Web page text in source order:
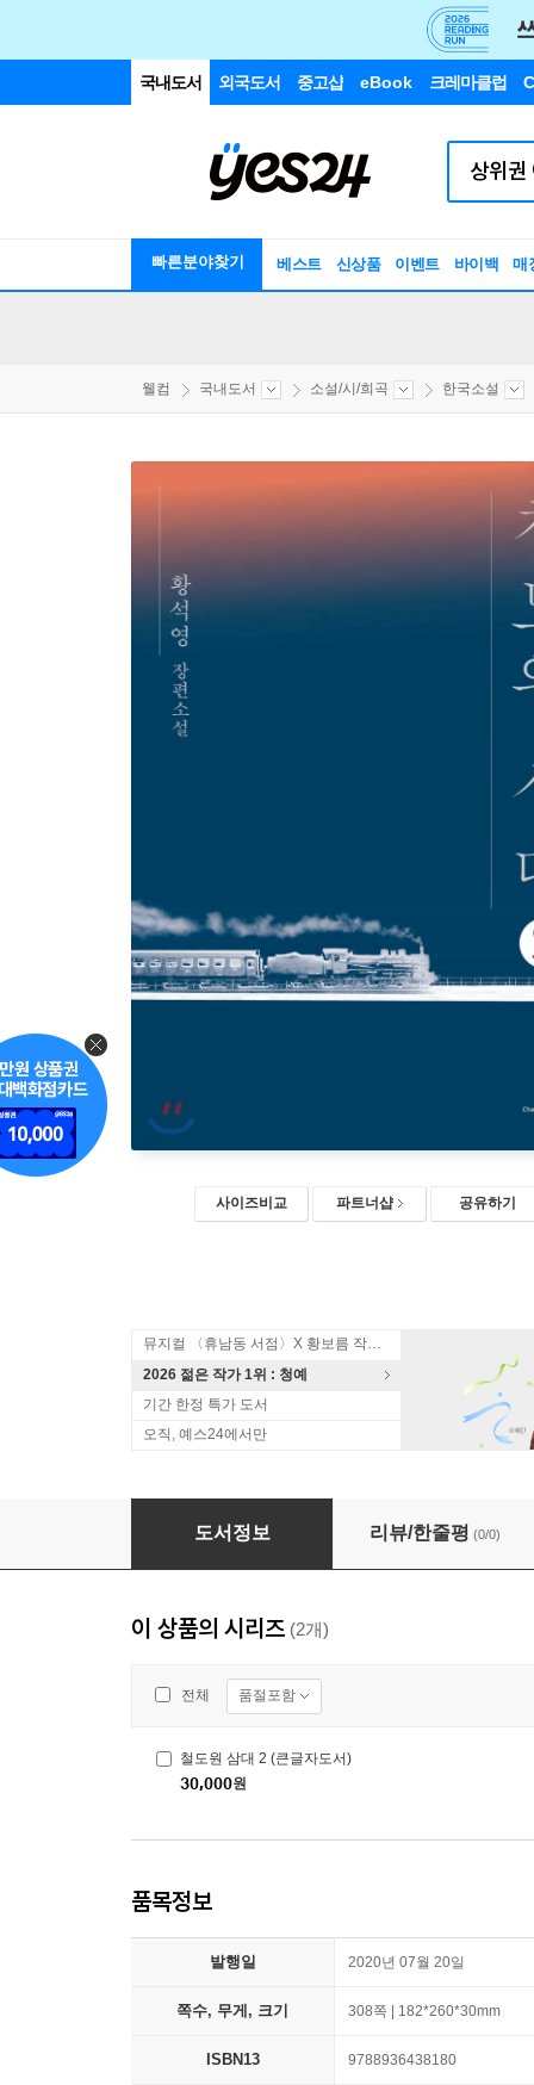
국내도서 외국도서 중고샵 eBook 크레마클럽
빠른분야찾기 베스트 신상품 이벤트 바이백 매
웰컴 국내도서 소설/시/희곡 한국소설
사이즈비교 파트너샵 공유하기
뮤지컬 〈휴남동 서점〉X 황보름 작가 북토크
2026 젊은 작가 1위 : 청예
기간 한정 특가 도서
오직, 예스24에서만
철도원 삼대 2 (큰글자도서)
도서정보 리뷰/한줄평 (0/0)
이 상품의 시리즈 (2개)
전체 품절포함
철도원 삼대 2 (큰글자도서)
30,000원
품목정보
발행일 2020년 07월 20일
쪽수, 무게, 크기 308쪽 | 182*260*30mm
ISBN13 9788936438180